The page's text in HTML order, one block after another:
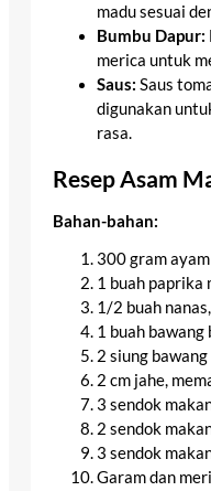
madu sesuai
Bumbu Dapur:
merica untuk
Saus: Saus
digunakan
rasa.
Resep Asam
Bahan-bahan:
300 gram
1 buah paprika
1/2 buah
1 buah bawang
2 siung
2 cm jahe,
3 sendok
2 sendok
3 sendok
Garam dan